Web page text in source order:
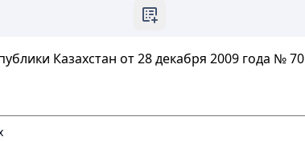
Казахстан от 28 декабря 2009 года № 70